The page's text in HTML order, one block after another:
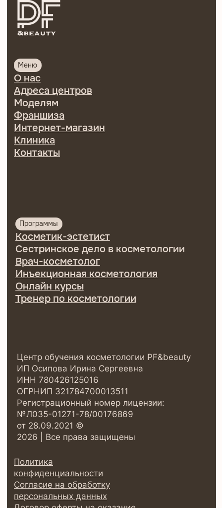
Центр обучения косметологии PF&beauty
ИП Осипова Ирина Сергеевна
ИНН 780426125016
ОГРНИП 321784700013511
Регистрационный номер лицензии:
№Л035-01271-78/00176869
от 28.09.2021 ©
2026 | Все права защищены
Политика
Разработка сайта
Сестринское дело в косметологии
Врач-косметолог
Инъекционная косметология
Онлайн курсы